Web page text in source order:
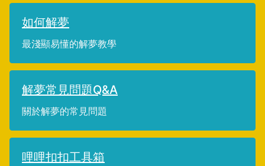
如何解夢
最淺顯易懂的解夢教學
解夢常見問題Q&A
關於解夢的常見問題
哩哩扣扣工具箱